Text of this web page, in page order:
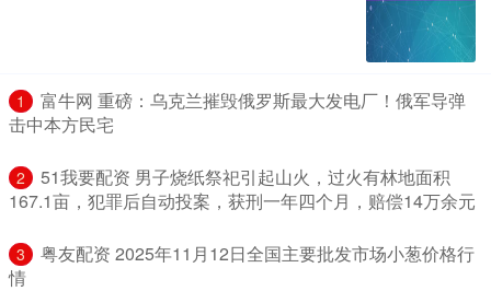
1
​富牛网 重磅：乌克兰摧毁俄罗斯最大发电厂！俄军导弹
击中本方民宅
2
​51我要配资 男子烧纸祭祀引起山火，过火有林地面积
167.1亩，犯罪后自动投案，获刑一年四个月，赔偿14万余元
3
​粤友配资 2025年11月12日全国主要批发市场小葱价格行
情